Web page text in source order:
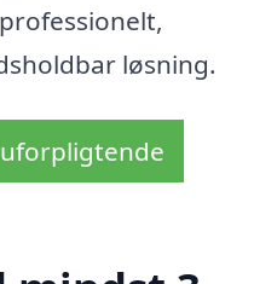
løsning.